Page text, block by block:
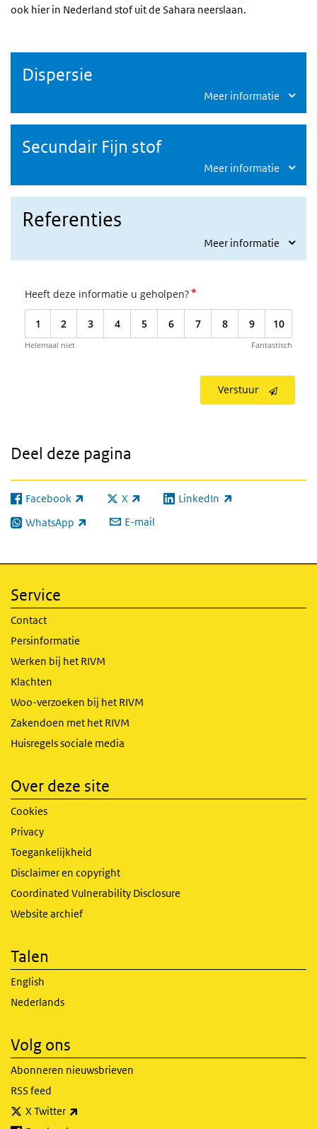
ook hier in Nederland stof uit de Sahara neerslaan.
Dispersie
Meer informatie
Secundair Fijn stof
Meer informatie
Referenties
Meer informatie
Heeft deze informatie u geholpen?*
1 2 3 4 5 6 7 8 9 10
Helemaal niet Fantastisch
Verstuur
Deel deze pagina
Facebook
(externe link) X
(externe link) LinkedIn
(externe link)
WhatsApp
(externe link) E-mail
Service
Contact
Persinformatie
Werken bij het RIVM
Klachten
Woo-verzoeken bij het RIVM
Zakendoen met het RIVM
Huisregels sociale media
Over deze site
Cookies
Privacy
Toegankelijkheid
Disclaimer en copyright
Coordinated Vulnerability Disclosure
Website archief
Talen
English
Nederlands
Volg ons
Abonneren nieuwsbrieven
RSS feed
X Twitter